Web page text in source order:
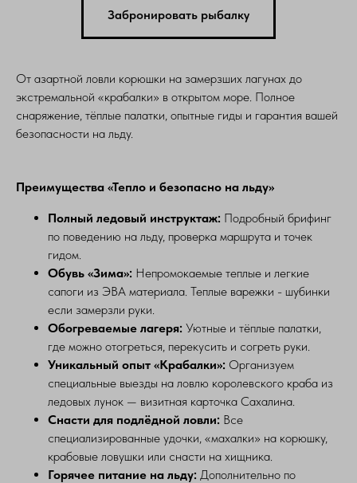
Забронировать рыбалку
От азартной ловли корюшки на замерзших лагунах до
экстремальной «крабалки» в открытом море. Полное
снаряжение, тёплые палатки, опытные гиды и гарантия вашей
безопасности на льду.
Преимущества «Тепло и безопасно на льду»
Полный ледовый инструктаж: Подробный брифинг
по поведению на льду, проверка маршрута и точек
гидом.
Обувь «Зима»: Непромокаемые теплые и легкие
сапоги из ЭВА материала. Теплые варежки - шубинки
если замерзли руки.
Обогреваемые лагеря: Уютные и тёплые палатки,
где можно отогреться, перекусить и согреть руки.
Уникальный опыт «Крабалки»: Организуем
специальные выезды на ловлю королевского краба из
ледовых лунок — визитная карточка Сахалина.
Снасти для подлёдной ловли: Все
специализированные удочки, «махалки» на корюшку,
крабовые ловушки или снасти на хищника.
Горячее питание на льду: Дополнительно по